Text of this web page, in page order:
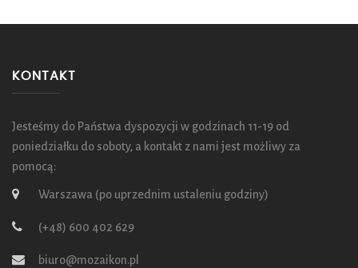
KONTAKT
Jesteśmy do Państwa dyspozycji w godzinach 11-19 od
poniedziałku do soboty, a kontakt z nami jest możliwy za
pomocą:
Warszawa (po uprzednim ustaleniu godziny)
(+48) 600 402 629
biuro@mozaikon.pl